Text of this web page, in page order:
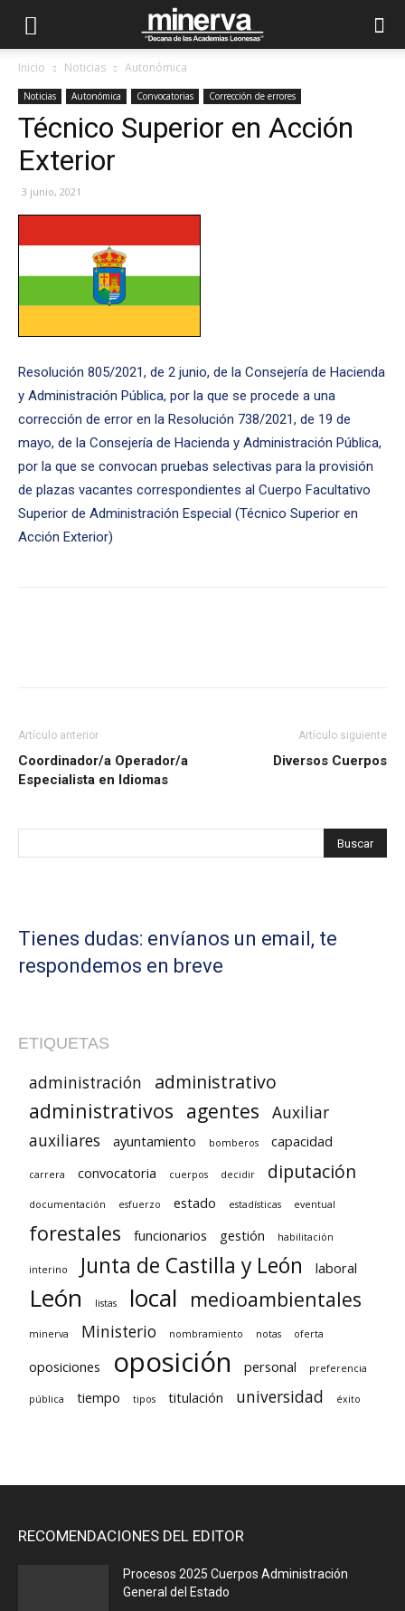
Inicio Noticias Autonómica
Noticias Autonómica Convocatorias Corrección de errores
Técnico Superior en Acción
Exterior
3 junio, 2021
Resolución 805/2021, de 2 junio, de la Consejería de Hacienda
y Administración Pública, por la que se procede a una
corrección de error en la Resolución 738/2021, de 19 de
mayo, de la Consejería de Hacienda y Administración Pública,
por la que se convocan pruebas selectivas para la provisión
de plazas vacantes correspondientes al Cuerpo Facultativo
Superior de Administración Especial (Técnico Superior en
Acción Exterior)
Artículo anterior
Coordinador/a Operador/a
Especialista en Idiomas
Artículo siguiente
Diversos Cuerpos
Tienes dudas: envíanos un email, te
respondemos en breve
ETIQUETAS
administración administrativo
administrativos agentes
Auxiliar
auxiliares
ayuntamiento bomberos capacidad
carrera convocatoria cuerpos decidir diputación
documentación esfuerzo estado estadísticas eventual
forestales funcionarios gestión habilitación
interino Junta de Castilla y León laboral
León listas local medioambientales
minerva Ministerio nombramiento notas oferta
oposiciones oposición personal preferencia
pública tiempo tipos titulación universidad éxito
RECOMENDACIONES DEL EDITOR
Procesos 2025 Cuerpos Administración
General del Estado